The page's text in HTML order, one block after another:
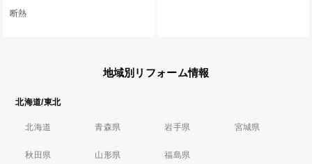
断熱
地域別リフォーム情報
北海道/東北
北海道 青森県 岩手県 宮城県
秋田県 山形県 福島県